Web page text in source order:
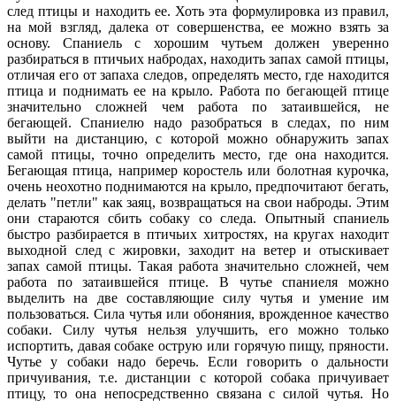
след птицы и находить ее. Хоть эта формулировка из правил,
на мой взгляд, далека от совершенства, ее можно взять за
основу. Спаниель с хорошим чутьем должен уверенно
разбираться в птичьих набродах, находить запах самой птицы,
отличая его от запаха следов, определять место, где находится
птица и поднимать ее на крыло. Работа по бегающей птице
значительно сложней чем работа по затаившейся, не
бегающей. Спаниелю надо разобраться в следах, по ним
выйти на дистанцию, с которой можно обнаружить запах
самой птицы, точно определить место, где она находится.
Бегающая птица, например коростель или болотная курочка,
очень неохотно поднимаются на крыло, предпочитают бегать,
делать "петли" как заяц, возвращаться на свои наброды. Этим
они стараются сбить собаку со следа. Опытный спаниель
быстро разбирается в птичьих хитростях, на кругах находит
выходной след с жировки, заходит на ветер и отыскивает
запах самой птицы. Такая работа значительно сложней, чем
работа по затаившейся птице. В чутье спаниеля можно
выделить на две составляющие силу чутья и умение им
пользоваться. Сила чутья или обоняния, врожденное качество
собаки. Силу чутья нельзя улучшить, его можно только
испортить, давая собаке острую или горячую пищу, пряности.
Чутье у собаки надо беречь. Если говорить о дальности
причуивания, т.е. дистанции с которой собака причуивает
птицу, то она непосредственно связана с силой чутья. Но